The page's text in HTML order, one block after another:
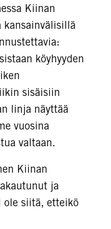
Kiinan
kansainvälisillä
köyhyyden
sisäisiin
linja näyttää
vuosina
valtaan.
Kiinan
ja
ole siitä, etteikö